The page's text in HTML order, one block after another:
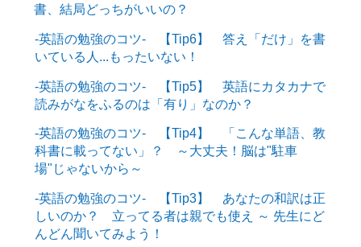
書、結局どっちがいいの？
-英語の勉強のコツ- 【Tip6】 答え「だけ」を書
いている人...もったいない！
-英語の勉強のコツ- 【Tip5】 英語にカタカナで
読みがなをふるのは「有り」なのか？
-英語の勉強のコツ- 【Tip4】 「こんな単語、教
科書に載ってない」？ ～大丈夫！脳は"駐車
場"じゃないから～
-英語の勉強のコツ- 【Tip3】 あなたの和訳は正
しいのか？ 立ってる者は親でも使え ～ 先生にど
んどん聞いてみよう！